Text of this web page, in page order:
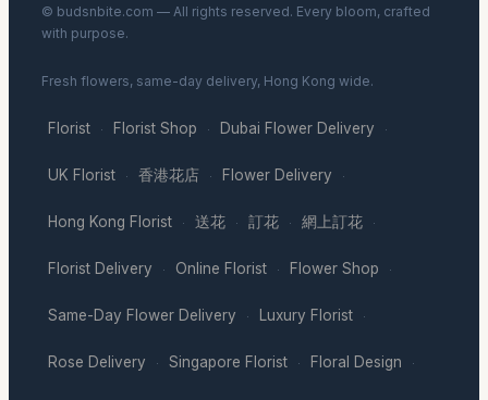
© budsnbite.com — All rights reserved. Every bloom, crafted
with purpose.
Fresh flowers, same-day delivery, Hong Kong wide.
Florist · Florist Shop · Dubai Flower Delivery ·
UK Florist · 香港花店 · Flower Delivery ·
Hong Kong Florist · 送花 · 訂花 · 網上訂花 ·
Florist Delivery · Online Florist · Flower Shop ·
Same-Day Flower Delivery · Luxury Florist ·
Rose Delivery · Singapore Florist · Floral Design ·